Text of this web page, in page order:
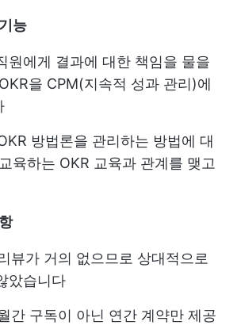
능
원에게 결과에 대한 책임을 물을
을 CPM(지속적 성과 관리)에
방법론을 관리하는 방법에 대
육하는 OKR 교육과 관계를 맺고
뷰가 거의 없으므로 상대적으로
았습니다
간 구독이 아닌 연간 계약만 제공